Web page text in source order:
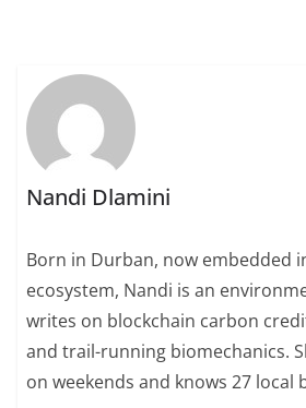
Nandi Dlamini
Born in Durban, now embedded
ecosystem, Nandi is an
writes on blockchain carbon
and trail-running biomechanics.
on weekends and knows 27 local